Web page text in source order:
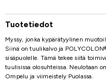
Tuotetiedot
Myssy, jonka kypärätyylinen
Siinä on tuulikalvo ja
sisäpuolelle. Tämä tekee siitä
tuulisissa olosuhteissa. Neulotaan
Ompelu ja viimeistely Puolassa.